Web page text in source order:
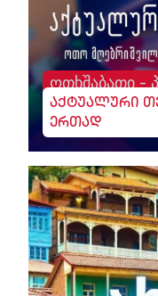
ოთხშაბათი -
აქტუალური
ერთად